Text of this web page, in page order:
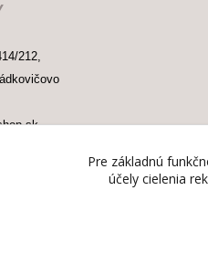
212,
Pre základnú
účely cielenia